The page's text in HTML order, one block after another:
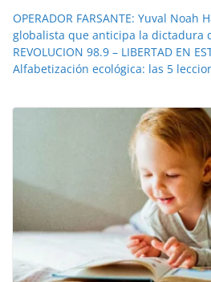
OPERADOR FARSANTE: Yuval
globalista que anticipa la dictadura
REVOLUCION 98.9 – LIBERTAD EN
Alfabetización ecológica: las 5